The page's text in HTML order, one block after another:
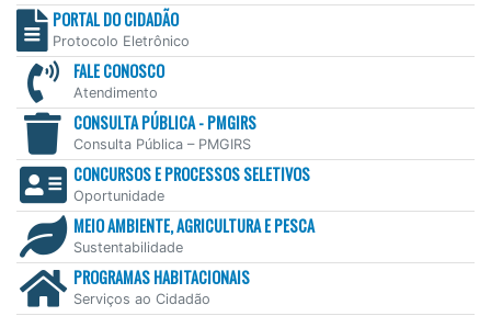
PORTAL DO CIDADÃO
Protocolo Eletrônico
FALE CONOSCO
Atendimento
CONSULTA PÚBLICA - PMGIRS
Consulta Pública – PMGIRS
CONCURSOS E PROCESSOS SELETIVOS
Oportunidade
MEIO AMBIENTE, AGRICULTURA E PESCA
Sustentabilidade
PROGRAMAS HABITACIONAIS
Serviços ao Cidadão